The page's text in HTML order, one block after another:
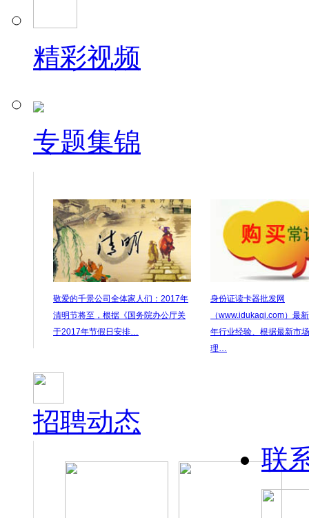
精彩视频
专题集锦
敬爱的千景公司全体家人们：2017年
清明节将至，根据《国务院办公厅关
于2017年节假日安排…
身份证读卡器批发网
（www.idukaqi.com）最
年行业经验、根据最新市
理…
招聘动态
联